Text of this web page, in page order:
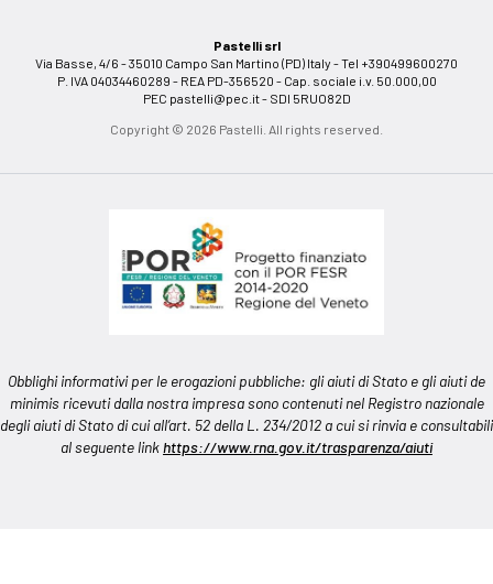
Pastelli srl
Via Basse, 4/6 - 35010 Campo San Martino (PD) Italy - Tel +390499600270
P. IVA 04034460289 - REA PD-356520 - Cap. sociale i.v. 50.000,00
PEC pastelli@pec.it- SDI 5RUO82D
Copyright © 2026 Pastelli. All rights reserved.
Obblighi informativi per le erogazioni pubbliche: gli aiuti di Stato e gli aiuti de
minimis ricevuti dalla nostra impresa sono contenuti nel Registro nazionale
degli aiuti di Stato di cui all’art. 52 della L. 234/2012 a cui si rinvia e consultabili
al seguente linkhttps://www.rna.gov.it/trasparenza/aiuti